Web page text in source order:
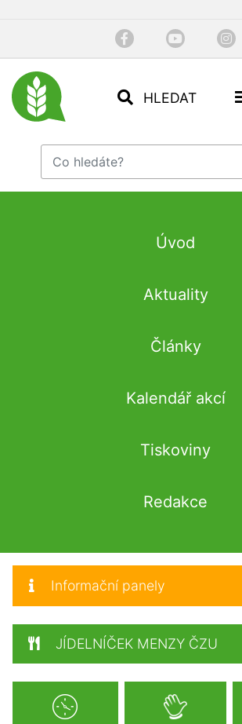
HLEDAT
Úvod
Aktuality
Články
Kalendář akcí
Tiskoviny
Redakce
Informační panely
JÍDELNÍČEK MENZY ČZU